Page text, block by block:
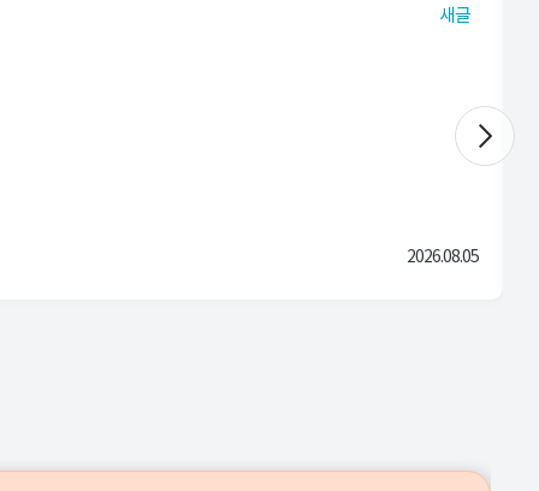
새글
2026.08.05